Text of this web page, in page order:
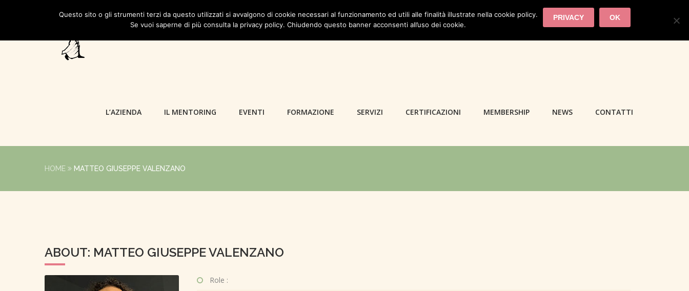
L’AZIENDA IL MENTORING EVENTI FORMAZIONE SERVIZI CERTIFICAZIONI MEMBERSHIP NEWS CONTATTI
HOME MATTEO GIUSEPPE VALENZANO
ABOUT: MATTEO GIUSEPPE VALENZANO
Role :
Questo sito o gli strumenti terzi da questo utilizzati si avvalgono di cookie necessari al funzionamento ed utili alle finalità illustrate nella cookie policy.
Se vuoi saperne di più consulta la privacy policy. Chiudendo questo banner acconsenti all’uso dei cookie.
OK
PRIVACY